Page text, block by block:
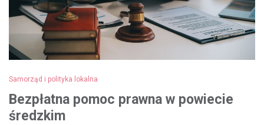
Samorząd i polityka lokalna
Bezpłatna pomoc prawna w powiecie
średzkim